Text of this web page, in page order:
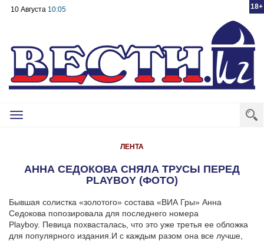
18+
10 Августа 10:05
Toggle
ЛЕНТА
АННА СЕДОКОВА СНЯЛА ТРУСЫ ПЕРЕД
PLAYBOY (ФОТО)
Бывшая солистка «золотого» состава «ВИА Гры» Анна
Седокова попозировала для последнего номера
Playboy. Певица похвасталась, что это уже третья ее обложка
для популярного издания.И с каждым разом она все лучше,